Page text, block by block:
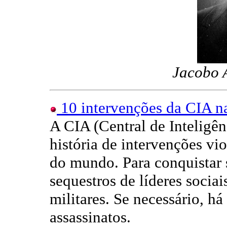
Jacobo
10 intervenções da CIA
A CIA (Central de
história de intervenções
do mundo. Para
sequestros de líderes
militares. Se necessário,
assassinatos.